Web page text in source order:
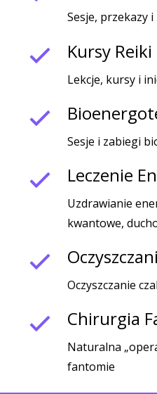
Sesje, przekazy
Kursy Reiki
Lekcje, kursy i
Sesje i zabiegi
Leczenie
Uzdrawianie
kwantowe,
Oczyszczanie
Chirurgia
Naturalna
fantomie